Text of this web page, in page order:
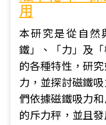
用
本研究是從自然
鐵」、「力」及
的各種特性，研
力，並探討磁鐵
們依據磁鐵吸力
的斥力秤，並且